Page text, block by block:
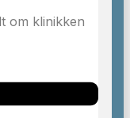
om klinikken